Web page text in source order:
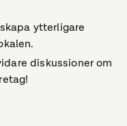
ytterligare
diskussioner om